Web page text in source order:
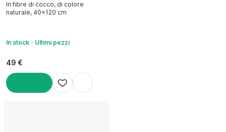
In fibre di cocco, di colore
naturale, 40x120 cm
In stock Ultimi pezzi
49 €